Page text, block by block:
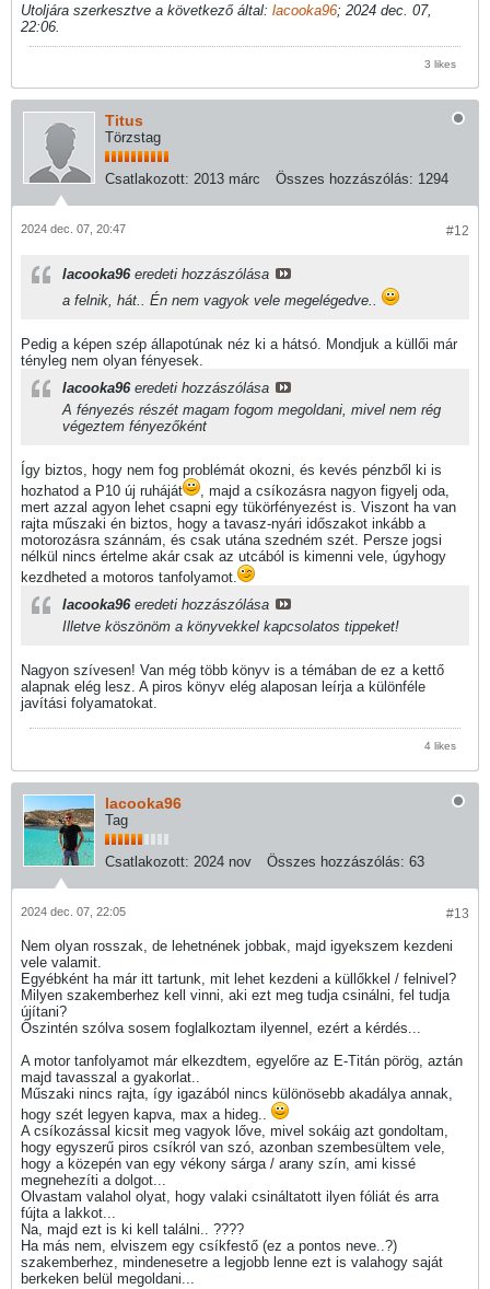
Utoljára szerkesztve a következő által: lacooka96; 2024 dec. 07,
22:06
3 likes
Titus
Törzstag
Csatlakozott: 2013 márc Összes hozzászólás: 1294
#12
2024 dec. 07, 20:47
lacooka96 eredeti hozzászólása
a felnik, hát.. Én nem vagyok vele megelégedve..
Pedig a képen szép állapotúnak néz ki a hátsó. Mondjuk a küllői már
tényleg nem olyan fényesek.
lacooka96 eredeti hozzászólása
A fényezés részét magam fogom megoldani, mivel nem rég
végeztem fényezőként
Így biztos, hogy nem fog problémát okozni, és kevés pénzből ki is
hozhatod a P10 új ruháját
, majd a csíkozásra nagyon figyelj oda,
mert azzal agyon lehet csapni egy tükörfényezést is. Viszont ha van
rajta műszaki én biztos, hogy a tavasz-nyári időszakot inkább a
motorozásra szánnám, és csak utána szedném szét. Persze jogsi
nélkül nincs értelme akár csak az utcából is kimenni vele, úgyhogy
kezdheted a motoros tanfolyamot.
lacooka96 eredeti hozzászólása
Illetve köszönöm a könyvekkel kapcsolatos tippeket!
Nagyon szívesen! Van még több könyv is a témában de ez a kettő
alapnak elég lesz. A piros könyv elég alaposan leírja a különféle
javítási folyamatokat.
4 likes
lacooka96
Tag
Csatlakozott: 2024 nov Összes hozzászólás: 63
#13
2024 dec. 07, 22:05
Nem olyan rosszak, de lehetnének jobbak, majd igyekszem kezdeni
vele valamit.
Egyébként ha már itt tartunk, mit lehet kezdeni a küllőkkel / felnivel?
Milyen szakemberhez kell vinni, aki ezt meg tudja csinálni, fel tudja
újítani?
​​​​​​Őszintén szólva sosem foglalkoztam ilyennel, ezért a kérdés...
A motor tanfolyamot már elkezdtem, egyelőre az E-Titán pörög, aztán
majd tavasszal a gyakorlat..
Műszaki nincs rajta, így igazából nincs különösebb akadálya annak,
hogy szét legyen kapva, max a hideg..
A csíkozással kicsit meg vagyok lőve, mivel sokáig azt gondoltam,
hogy egyszerű piros csíkról van szó, azonban szembesültem vele,
hogy a közepén van egy vékony sárga / arany szín, ami kissé
megnehezíti a dolgot...
Olvastam valahol olyat, hogy valaki csináltatott ilyen fóliát és arra
fújta a lakkot...
Na, majd ezt is ki kell találni.. ????
Ha más nem, elviszem egy csíkfestő (ez a pontos neve..?)
szakemberhez, mindenesetre a legjobb lenne ezt is valahogy saját
berkeken belül megoldani...